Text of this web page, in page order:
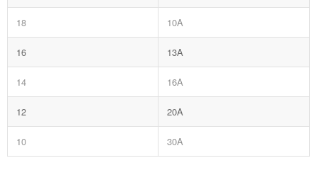
18 10A
16 13A
14 16A
12 20A
10 30A